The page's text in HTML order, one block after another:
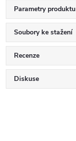
Parametry produktu
Soubory ke stažení
Recenze
Diskuse